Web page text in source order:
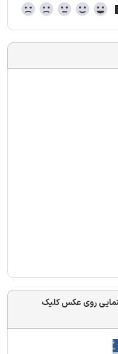
روی عکس کلیک